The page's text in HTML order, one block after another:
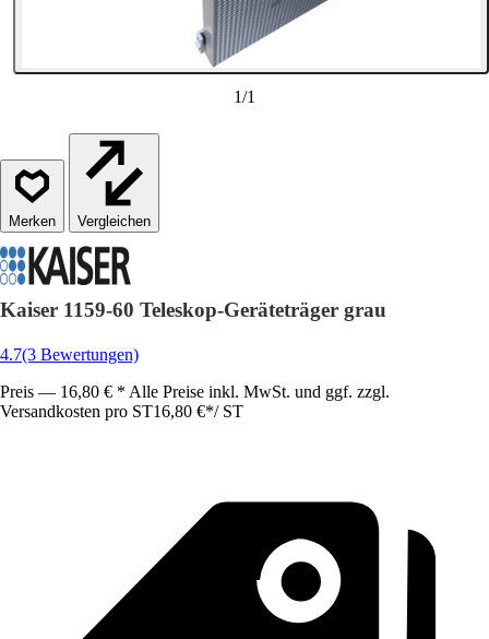
1/1
Vergleichen
Kaiser 1159-60 Teleskop-Geräteträger grau
4.7(3 Bewertungen)
Preis — 16,80 € * Alle Preise inkl. MwSt. und ggf. zzgl.
Versandkosten pro ST16,80 €*/ ST